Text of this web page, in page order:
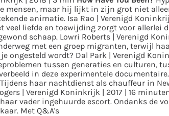
mensen, maar hij lijkt in zijn grot niet
animatie. Isa Rao | Verenigd
veel liefde en toewijding zorgt voor allerlei
schaap. Lowri Roberts | Verenigd
met een groep migranten, terwijl
ongesteld wordt? Dal Park | Verenigd
tussen generaties en culturen,
in deze experimentele documentaire.
Tijdens haar nachtdienst als chauffeur in
| Verenigd Koninkrijk | 2017 | 16
vader ingehuurde escort. Ondanks de
Met Q&A's